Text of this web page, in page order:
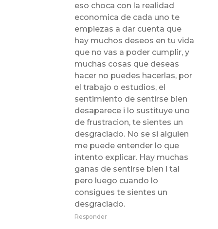
eso choca con la realidad
economica de cada uno te
empiezas a dar cuenta que
hay muchos deseos en tu vida
que no vas a poder cumplir, y
muchas cosas que deseas
hacer no puedes hacerlas, por
el trabajo o estudios, el
sentimiento de sentirse bien
desaparece i lo sustituye uno
de frustracion, te sientes un
desgraciado. No se si alguien
me puede entender lo que
intento explicar. Hay muchas
ganas de sentirse bien i tal
pero luego cuando lo
consigues te sientes un
desgraciado.
Responder